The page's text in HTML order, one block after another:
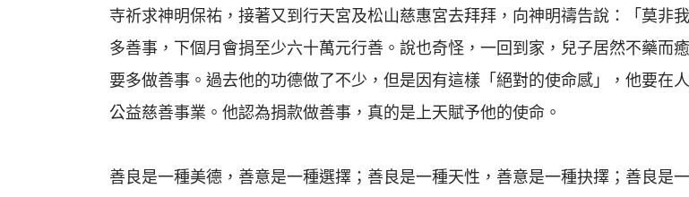
寺祈求神明保祐，接著又到行天宮及松山慈惠宮去拜拜，向神明禱告說：「莫非
多善事，下個月會捐至少六十萬元行善。說也奇怪，一回到家，兒子居然不藥而
要多做善事。過去他的功德做了不少，但是因有這樣「絕對的使命感」，他要在
公益慈善事業。他認為捐款做善事，真的是上天賦予他的使命。
善良是一種美德，善意是一種選擇；善良是一種天性，善意是一種抉擇；善良是